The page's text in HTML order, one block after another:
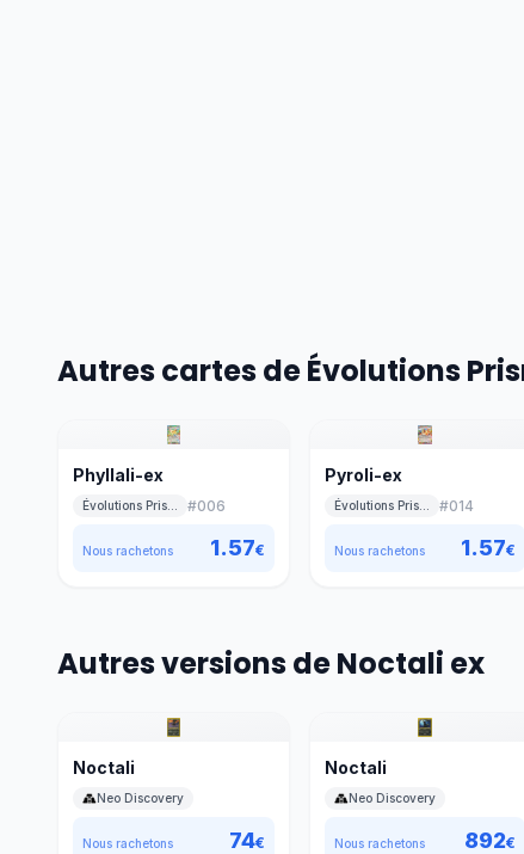
Autres cartes de Évolutions
Phyllali-ex
#006
Nous rachetons 1.57€
Pyroli-ex
Évolutions Prismatiques #014
Nous rachetons 1.57€
Autres versions de Noctali ex
Noctali
Neo Discovery
Nous rachetons 74€
Noctali
Neo Discovery
Nous rachetons 892€